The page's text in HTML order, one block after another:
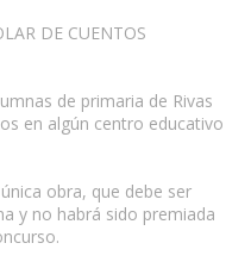
DE CUENTOS
de primaria de Rivas
en algún centro educativo
obra, que debe ser
y no habrá sido premiada